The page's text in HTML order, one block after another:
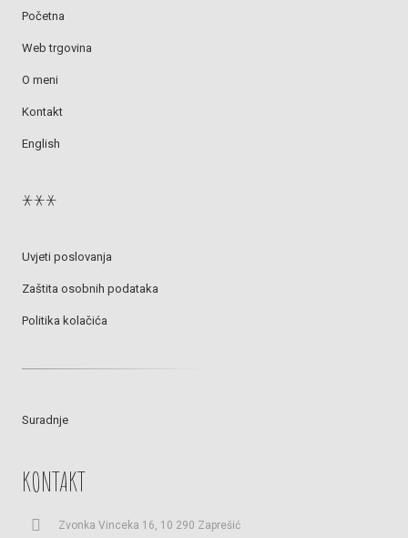
Početna
Web trgovina
O meni
Kontakt
English
***
Uvjeti poslovanja
Zaštita osobnih podataka
Politika kolačića
Suradnje
KONTAKT
Zvonka Vinceka 16, 10 290 Zaprešić